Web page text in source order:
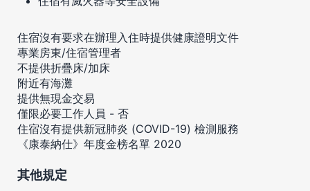
住宿沒有要求在辦理入住時提供健康證明文件
專業房東/住宿管理者
不提供折疊床/加床
附近有海灘
提供無現金交易
僅限必要工作人員 - 否
住宿沒有提供新冠肺炎 (COVID-19) 檢測服務
《康泰納仕》年度金榜名單 2020
其他規定